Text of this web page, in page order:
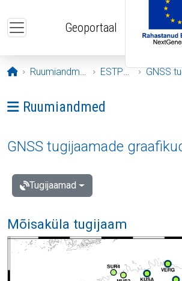
Geoportaal
Avaleht
Ruumiandmed ESTPOS GNSS
Ava menüü: Ruumiandmed
Ruumiandmed
GNSS tugijaamade
Tugijaamad
Mõisaküla tugijaam